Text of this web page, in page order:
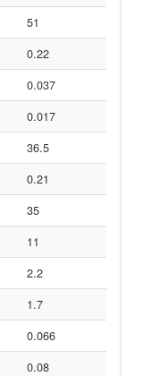
51
0.22
0.037
0.017
36.5
0.21
35
11
2.2
1.7
0.066
0.08